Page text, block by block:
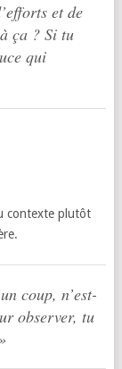
et de
ça ? Si tu
qui
contexte plutôt
coup, n’est-
observer, tu